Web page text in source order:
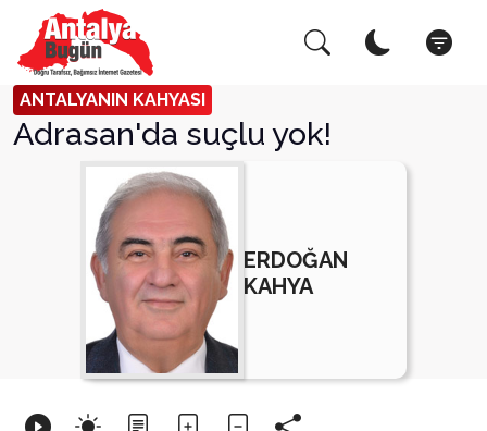
ANTALYANIN KAHYASI
Adrasan'da suçlu yok!
ERDOĞAN
KAHYA
Arama Yap!